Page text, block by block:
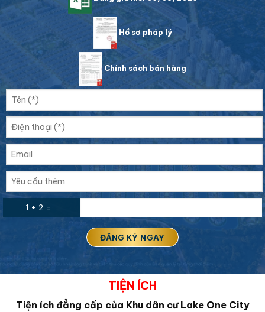
Hồ sơ pháp lý
Chính sách bán hàng
1 + 2 =
TIỆN ÍCH
Tiện ích đẳng cấp của Khu dân cư Lake One City